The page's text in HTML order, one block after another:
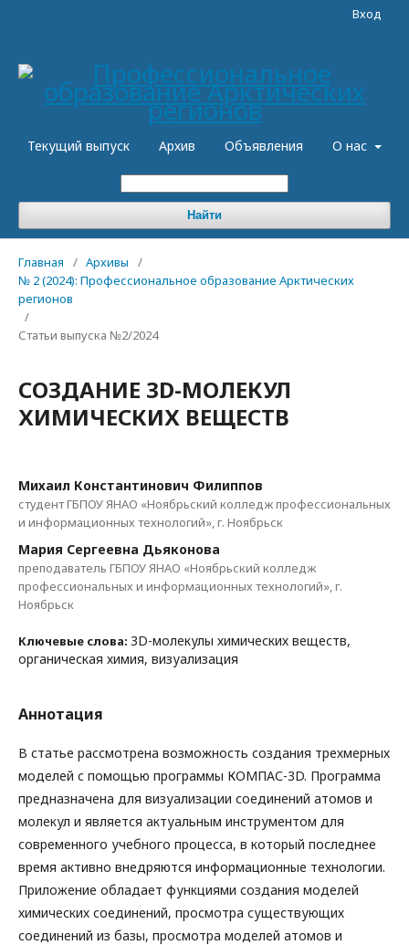
Текущий выпуск Архив Объявления О нас
Найти
Вход
Главная / Архивы
/
№ 2 (2024): Профессиональное образование Арктических
регионов
/
Статьи выпуска №2/2024
СОЗДАНИЕ 3D-МОЛЕКУЛ
ХИМИЧЕСКИХ ВЕЩЕСТВ
Михаил Константинович Филиппов
студент ГБПОУ ЯНАО «Ноябрьский колледж профессиональных
и информационных технологий», г. Ноябрьск
Мария Сергеевна Дьяконова
преподаватель ГБПОУ ЯНАО «Ноябрьский колледж
профессиональных и информационных технологий», г.
Ноябрьск
Ключевые слова: 3D-молекулы химических веществ,
органическая химия, визуализация
Аннотация
В статье рассмотрена возможность создания трехмерных
моделей с помощью программы КОМПАС-3D. Программа
предназначена для визуализации соединений атомов и
молекул и является актуальным инструментом для
современного учебного процесса, в который последнее
время активно внедряются информационные технологии.
Приложение обладает функциями создания моделей
химических соединений, просмотра существующих
соединений из базы, просмотра моделей атомов и